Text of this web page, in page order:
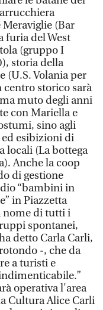
Meraviglie (Bar
furia del West
(gruppo I
storia della
(U.S. Volania per
storico sarà
muto degli anni
con Mariella e
sino agli
esibizioni di
locali (La bottega
Anche la coop
di gestione
“bambini in
in Piazzetta
nome di tutti i
spontanei,
detto Carla Carli,
-, che da
a turisti e
operativa l'area
Cultura Alice Carli